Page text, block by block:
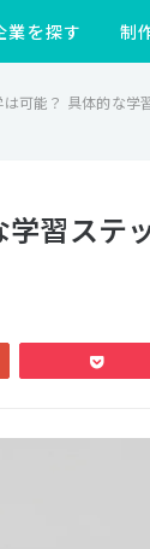
業を探す 制
は可能？ 具体的な
習ステ